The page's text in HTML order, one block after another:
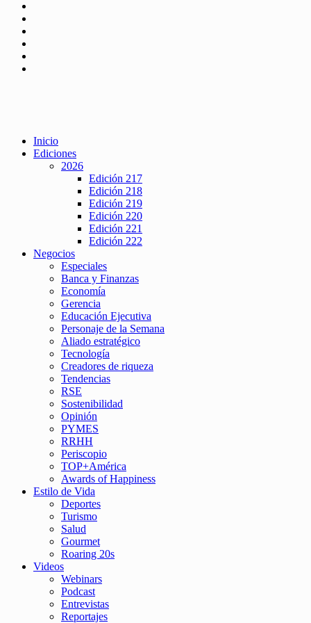
Inicio
Ediciones
2026
Edición 217
Edición 218
Edición 219
Edición 220
Edición 221
Edición 222
Negocios
Especiales
Banca y Finanzas
Economía
Gerencia
Educación Ejecutiva
Personaje de la Semana
Aliado estratégico
Tecnología
Creadores de riqueza
Tendencias
RSE
Sostenibilidad
Opinión
PYMES
RRHH
Periscopio
TOP+América
Awards of Happiness
Estilo de Vida
Deportes
Turismo
Salud
Gourmet
Roaring 20s
Videos
Webinars
Podcast
Entrevistas
Reportajes